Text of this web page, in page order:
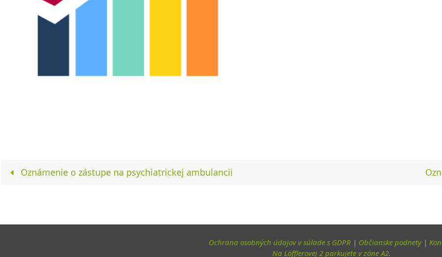
Oznámenie o zástupe na psychiatrickej ambulancii
Ochrana osobných údajov v súlade s GDPR | Občianske podnety|
Na Löfflerovej 2 parkujete v zóne A2.